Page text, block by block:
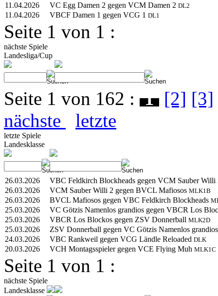
11.04.2026 VC Egg Damen 2 gegen VCM Damen 2 DL2
11.04.2026 VBCF Damen 1 gegen VCG 1 DL1
Seite 1 von 1 :
nächste Spiele
Landesliga/Cup
Seite 1 von 162 : 1 [2] [3]
nächste
letzte
letzte Spiele
Landesklasse
26.03.2026
VBC Feldkirch Blockheads gegen VCM Sauber
26.03.2026
VCM Sauber Willi 2 gegen BVCL Mafiosos MLK1B
26.03.2026 BVCL Mafiosos gegen VBC Feldkirch Blockheads
25.03.2026
VC Götzis Namenlos grandios gegen VBCR Los
25.03.2026
VBCR Los Blockos gegen ZSV Donnerball MLK2D
25.03.2026
ZSV Donnerball gegen VC Götzis Namenlos
24.03.2026
VBC Rankweil gegen VCG Ländle Reloaded DLK
20.03.2026 VCH Montagsspieler gegen VCE Flying Muh MLK1C
Seite 1 von 1 :
nächste Spiele
Landesklasse